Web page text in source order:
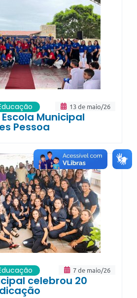
13 de maio/26
Municipal
Pessoa
7 de maio/26
celebrou 20